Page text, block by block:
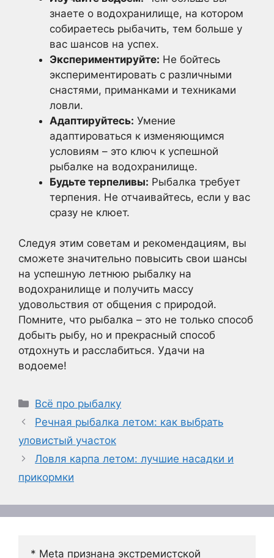
знаете о водохранилище, на котором
собираетесь рыбачить, тем больше у
вас шансов на успех.
Экспериментируйте: Не бойтесь
экспериментировать с различными
снастями, приманками и техниками
ловли.
Адаптируйтесь: Умение
адаптироваться к изменяющимся
условиям – это ключ к успешной
рыбалке на водохранилище.
Будьте терпеливы: Рыбалка требует
терпения. Не отчаивайтесь, если у вас
сразу не клюет.
Следуя этим советам и рекомендациям, вы
сможете значительно повысить свои шансы
на успешную летнюю рыбалку на
водохранилище и получить массу
удовольствия от общения с природой.
Помните, что рыбалка – это не только способ
добыть рыбу, но и прекрасный способ
отдохнуть и расслабиться. Удачи на
водоеме!
Рубрики
Всё про рыбалку
Речная рыбалка летом: как выбрать
уловистый участок
Ловля карпа летом: лучшие насадки и
прикормки
* Meta признана экстремистской